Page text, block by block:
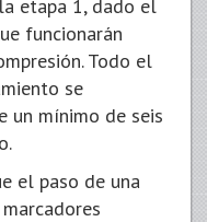
etapa 1, dado el
funcionarán
Todo el
se
un mínimo de seis
el paso de una